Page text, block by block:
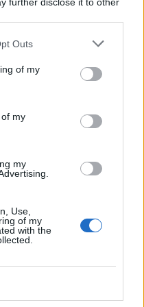
Outs
of my
my
my
Use,
of my
with the